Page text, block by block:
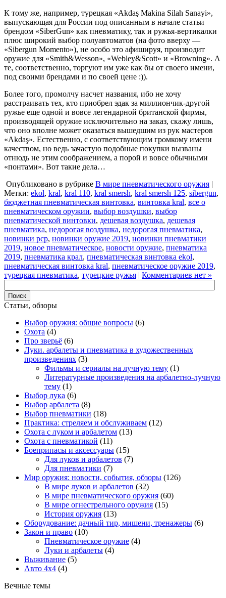
К тому же, например, турецкая «Akdaş Makina Silah Sanayi»,
выпускающая для России под описанным в начале статьи
брендом «SiberGun» как пневматику, так и ружья-вертикалки
плюс широкий выбор полуавтоматов (на фото вверху —
«Sibergun Momento»), не особо это афишируя, производит
оружие для «Smith&Wesson», «Webley&Scott» и «Browning». А
те, соответственно, торгуют им уже как бы от своего имени,
под своими брендами и по своей цене :)).
Более того, промолчу насчет названия, ибо не хочу
расстраивать тех, кто приобрел эдак за миллиончик-другой
ружье еще одной и вовсе легендарной британской фирмы,
производящей оружие исключительно на заказ, скажу лишь,
что оно вполне может оказаться вышедшим из рук мастеров
«Akdaş». Естественно, с соответствующим громкому имени
качеством, но ведь зачастую подобные покупки вызваны
отнюдь не этим соображением, а порой и вовсе обычными
«понтами». Вот такие дела…
Опубликовано в рубрике В мире пневматического оружия |
Метки: ekol, kral, kral 110, kral smersh, kral smersh 125, sibergun,
бюджетная пневматическая винтовка, винтовка kral, все о
пневматическом оружии, выбор воздушки, выбор
пневматической винтовки, дешевая воздушка, дешевая
пневматика, недорогая воздушка, недорогая пневматика,
новинки pcp, новинки оружие 2019, новинки пневматики
2019, новое пневматическое, новости оружие, пневматика
2019, пневматика крал, пневматическая винтовка ekol,
пневматическая винтовка kral, пневматическое оружие 2019,
турецкая пневматика, турецкие ружья | Комментариев нет »
Статьи, обзоры
Выбор оружия: общие вопросы (6)
Охота (4)
Про зверьё (6)
Луки. арбалеты и пневматика в художественных
произведениях (3)
Фильмы и сериалы на лучную тему (1)
Литературные произведения на арбалетно-лучную
тему (1)
Выбор лука (6)
Выбор арбалета (8)
Выбор пневматики (18)
Практика: стреляем и обслуживаем (12)
Охота с луком и арбалетом (13)
Охота с пневматикой (11)
Боеприпасы и аксессуары (15)
Для луков и арбалетов (7)
Для пневматики (7)
Мир оружия: новости, события, обзоры (126)
В мире луков и арбалетов (32)
В мире пневматического оружия (60)
В мире огнестрельного оружия (15)
История оружия (13)
Оборудование: дачный тир, мишени, тренажеры (6)
Закон и право (10)
Пневматическое оружие (4)
Луки и арбалеты (4)
Выживание (5)
Авто 4х4 (4)
Вечные темы